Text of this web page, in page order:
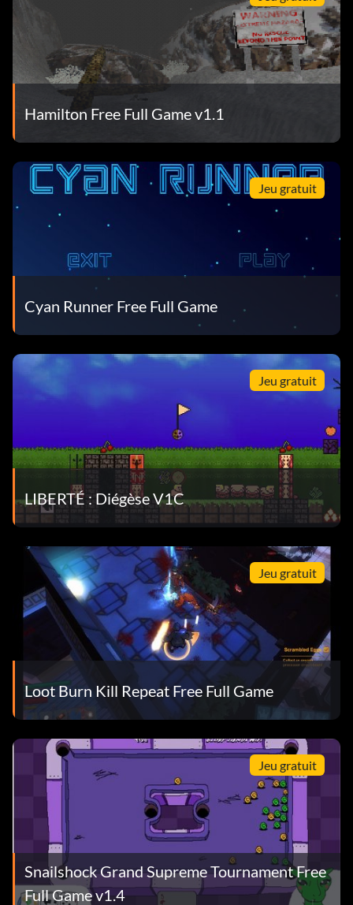
Hamilton Free Full Game v1.1
Jeu gratuit
Cyan Runner Free Full Game
Jeu gratuit
LIBERTÉ : Diégèse V1C
Jeu gratuit
Loot Burn Kill Repeat Free Full Game
Jeu gratuit
Snailshock Grand Supreme Tournament Free
Full Game v1.4